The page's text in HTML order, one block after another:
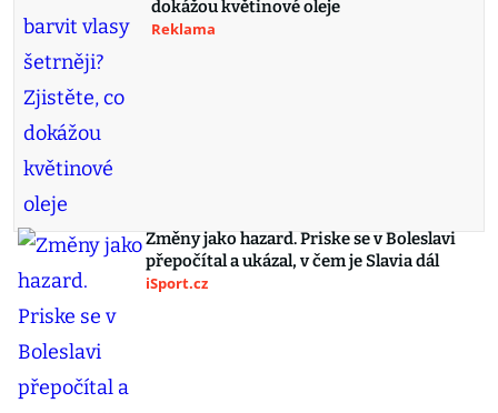
dokážou květinové oleje
Reklama
Změny jako hazard. Priske se v Boleslavi
přepočítal a ukázal, v čem je Slavia dál
iSport.cz